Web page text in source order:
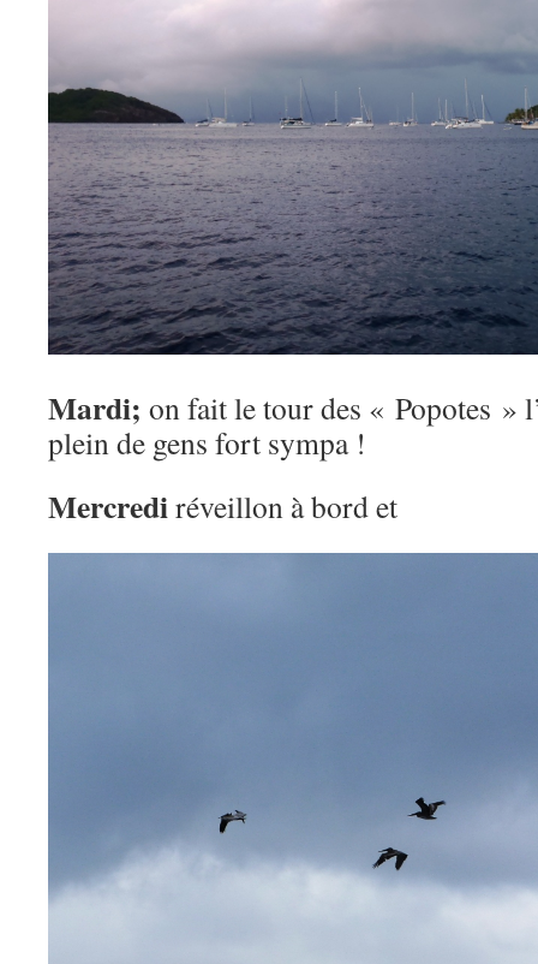
Mardi; on fait le tour des « Popotes »
plein de gens fort sympa !
Mercrediréveillon à bord et